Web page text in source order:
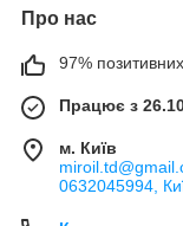
Про нас
97% позитивних
Працює з
м. Київ
0632045994,